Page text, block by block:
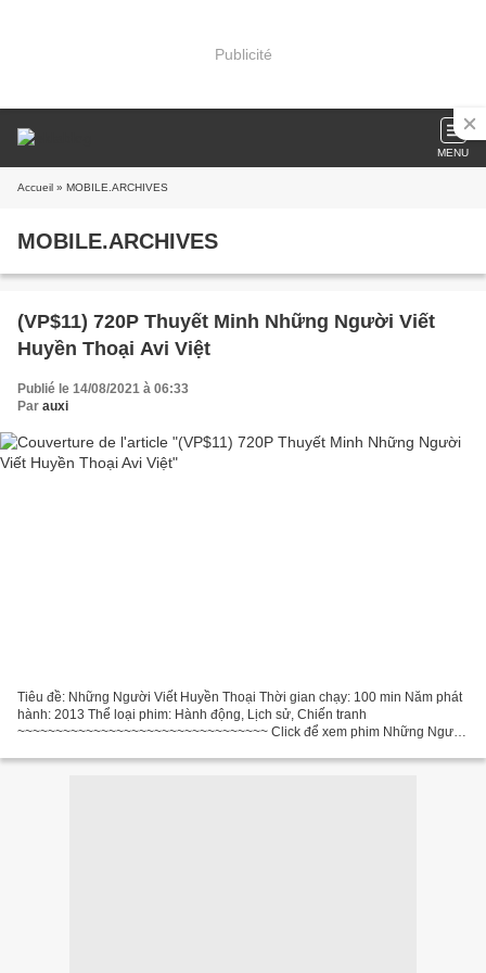
Publicité
MENU
Accueil » MOBILE.ARCHIVES
MOBILE.ARCHIVES
(VP$11) 720P Thuyết Minh Những Người Viết
Huyền Thoại Avi Việt
Publié le 14/08/2021 à 06:33
Par auxi
Tiêu đề: Những Người Viết Huyền Thoại Thời gian chạy: 100 min Năm phát
hành: 2013 Thể loại phim: Hành động, Lịch sử, Chiến tranh
~~~~~~~~~~~~~~~~~~~~~~~~~~~~~~~~~ Click để xem phim Những Người